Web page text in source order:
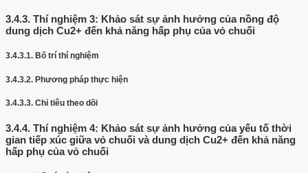
3.4.3. Thí nghiệm 3: Khảo sát sự ảnh hưởng của nồng độ
dung dịch Cu2+ đến khả năng hấp phụ của vỏ chuối
3.4.3.1. Bố trí thí nghiệm
3.4.3.2. Phương pháp thực hiện
3.4.3.3. Chỉ tiêu theo dõi
3.4.4. Thí nghiệm 4: Khảo sát sự ảnh hưởng của yếu tố thời
gian tiếp xúc giữa vỏ chuối và dung dịch Cu2+ đến khả năng
hấp phụ của vỏ chuối